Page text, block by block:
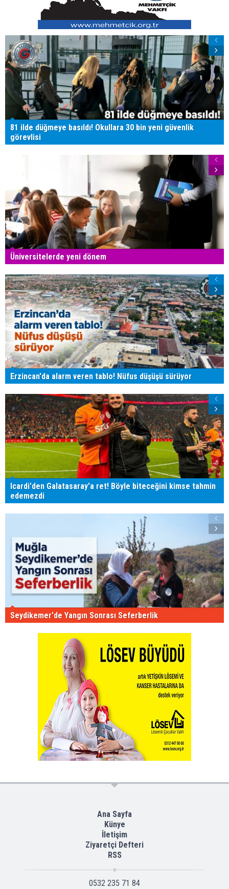
81 ilde düğmeye basıldı! Okullara 30 bin yeni güvenlik
görevlisi
Üniversitelerde yeni dönem
Erzincan'da alarm veren tablo! Nüfus düşüşü sürüyor
Icardi'den Galatasaray'a ret! Böyle biteceğini kimse tahmin
edemezdi
Seydikemer'de Yangın Sonrası Seferberlik
Ana Sayfa
Künye
İletişim
Ziyaretçi Defteri
RSS
0532 235 71 84